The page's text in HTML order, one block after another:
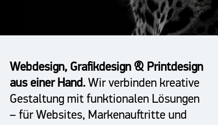
Webdesign, Grafikdesign & Printdesign
aus einer Hand.Wir verbinden kreative
Gestaltung mit funktionalen Lösungen
– für Websites, Markenauftritte und